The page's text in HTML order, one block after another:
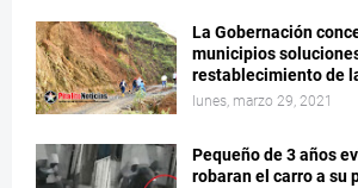
La Gobernación
municipios
restablecimiento de
lunes, marzo 29, 2021
Pequeño de 3 años
robaran el carro a su